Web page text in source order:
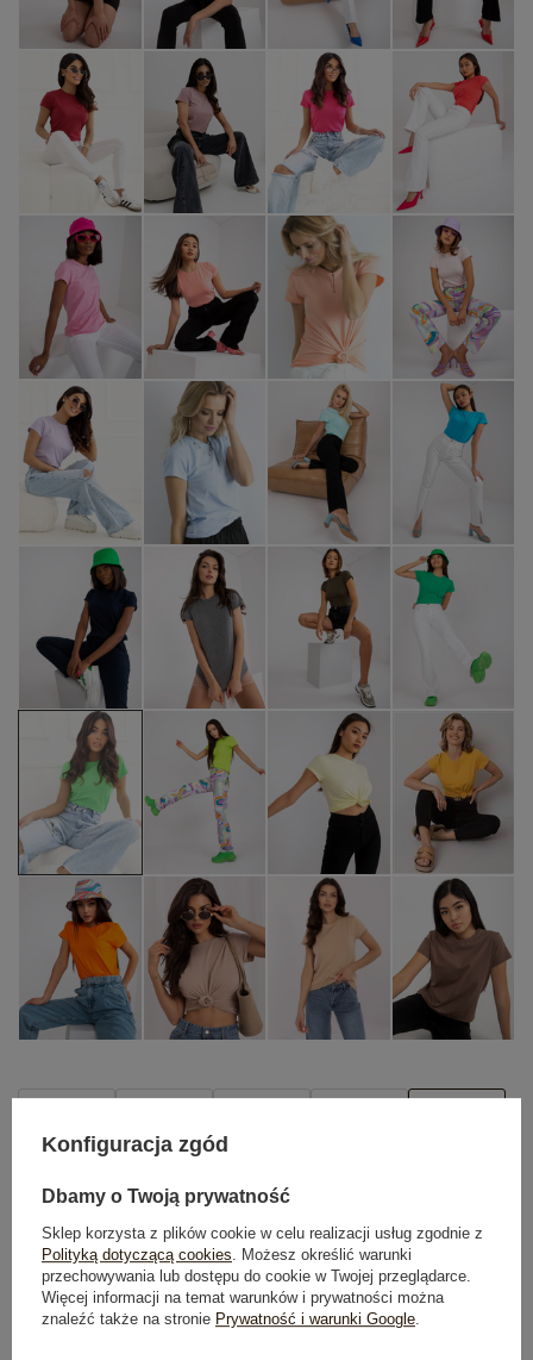
DODAJ DO KOSZYKA
Możesz kupić także poprzez:
Konfiguracja zgód
Dbamy o Twoją prywatność
Sklep korzysta z plików cookie w celu realizacji usług zgodnie z
Polityką dotyczącą cookies. Możesz określić warunki
przechowywania lub dostępu do cookie w Twojej przeglądarce.
Więcej informacji na temat warunków i prywatności można
znaleźć także na stronie Prywatność i warunki Google.